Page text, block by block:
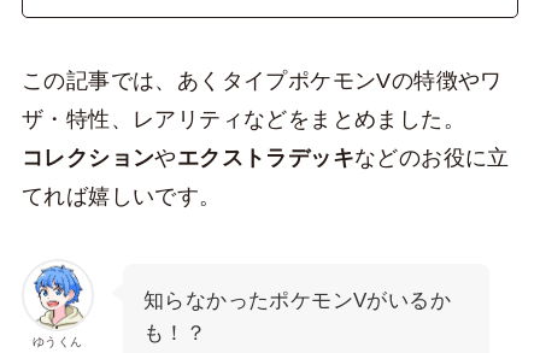
この記事では、あくタイプポケモンVの特徴やワ
ザ・特性、レアリティなどをまとめました。
コレクションやエクストラデッキなどのお役に立
てれば嬉しいです。
ゆうくん
知らなかったポケモンVがいるか
も！？